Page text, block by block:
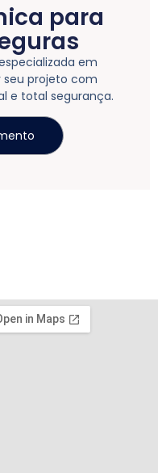
para
em
projeto com
e total segurança.